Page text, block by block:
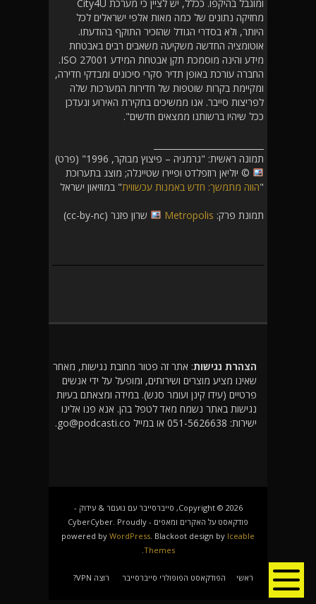
ומוגבל בהיקפו. ככלל, יש לציין כי מערכת City4U
מחזיקה נתונים של כמה מאות אלפי ישראלים לכל
היותר, ולא בסדרי הגודל שהזכיר התוקף בהודעתו.
אוטומציה החדשה משקיעה משאבים רבים באבטחת
מידע והינה מוסמכת תקן אבטחת המידע ISO 27001.
החברה עורכת באופן תדיר סקרי סיכונים ומבדקי חדירה,
ומקיימת בקרות שוטפות של חדירות המערכות שלה
לפריצות סייבר. אנו ממשיכים בחקירת האירוע ונעדכן
ככל שיהיו ברשותנו ממצאים חדשים".
תמונה ראשית: "גרמניה – פיצוץ מבוקר, 1996" (פרט)
© יוליאן רוזפלדט ופיירו שטיינלה; מוצג בתערוכת
"הווה מתמשך: חדש באמנות עכשווית" במוזיאון ישראל
תמונת פרק: Metropolis שרון פזנר (cc-by-nc)
הצהרת נגישות: אתר זה פטור מחובת נגישות, מאחר
שאינו מציע מוצרים ושירותים, ומופעל על ידי אנשים
פרטיים (עידו קינן ועומר סנש). במידה ומצאתם בעיות
נגישות באתר נשמח מאד לטפל בהן. אנא פנו אלינו
ישירות: 051-5626638 או במייל go@podcasti.co.
Copyright © 2026, סייברסייבר עם נועםר & עידוק -
פודקאסט על האקרים ומאפים - CyberCyber. Proudly
powered by WordPress. Blackoot design by Iceable
Themes
.
ראשי הפודקאסט הפופולרי סייברסייבר רוצה VPN?